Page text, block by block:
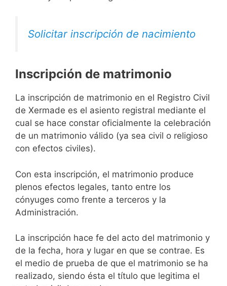
Solicitar inscripción de nacimiento
Inscripción de matrimonio
La inscripción de matrimonio en el Registro Civil
de Xermade es el asiento registral mediante el
cual se hace constar oficialmente la celebración
de un matrimonio válido (ya sea civil o religioso
con efectos civiles).
Con esta inscripción, el matrimonio produce
plenos efectos legales, tanto entre los
cónyuges como frente a terceros y la
Administración.
La inscripción hace fe del acto del matrimonio y
de la fecha, hora y lugar en que se contrae. Es
el medio de prueba de que el matrimonio se ha
realizado, siendo ésta el título que legitima el